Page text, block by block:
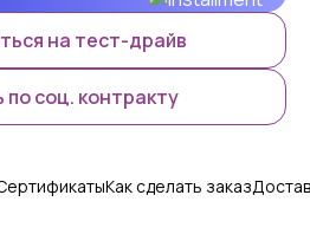
на тест-драйв
по соц. контракту
Как сделать заказ